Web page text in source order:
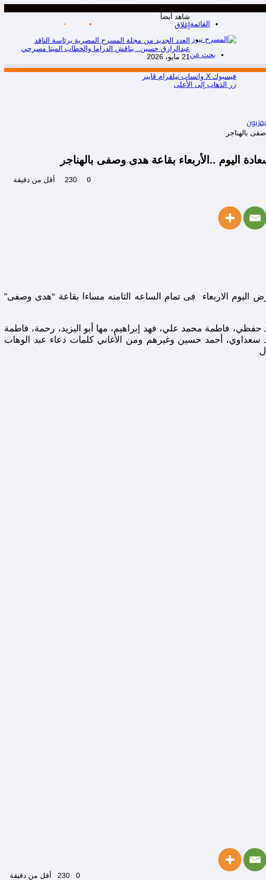
بحث عن القائمة
بحث عن
بالهناجر
اليوم ..الأربعاء بقاعة هدى وصفى بالهناجر
0 أقل من دقيقة
الاربعاء فى تمام الساعه الثامنه مساءا بقاعة “هدى وصفى”
فاطمة محمد علي، فهد إبراهيم، مها أبو اليزيد، رحمة، فاطمة
أحمد حسين وغيرهم ومن الأغاني كلمات دعاء عبد الوهاب
0 أقل من دقيقة
شاهد أيضاً
إغلاق
العدد الجديد من مجلة المسرح المصرية برئاسة الناقد
عبدالرازق حسين.. يناقش الدراما والخطاب الميتا مسرحي
21 مايو، 2026
فيسبوك X واتساب تيلقرام ڤايبر
زر الذهاب إلى الأعلى